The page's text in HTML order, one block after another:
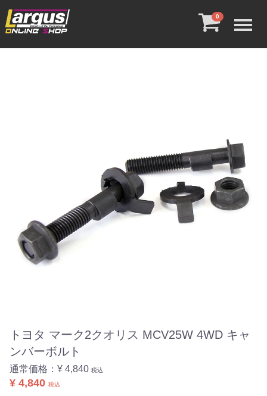
0
トヨタ マーク2クオリス MCV25W 4WD キャ
ンバーボルト
通常価格： ¥ 4,840 税込
¥ 4,840 税込